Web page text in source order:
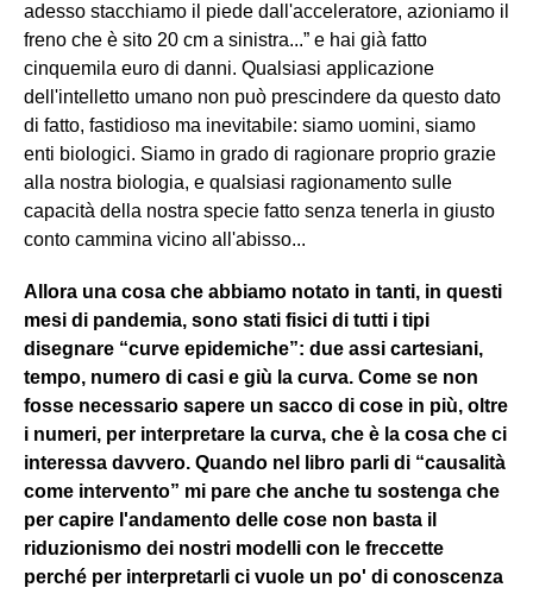
adesso stacchiamo il piede dall'acceleratore, azioniamo il
freno che è sito 20 cm a sinistra...” e hai già fatto
cinquemila euro di danni. Qualsiasi applicazione
dell'intelletto umano non può prescindere da questo dato
di fatto, fastidioso ma inevitabile: siamo uomini, siamo
enti biologici. Siamo in grado di ragionare proprio grazie
alla nostra biologia, e qualsiasi ragionamento sulle
capacità della nostra specie fatto senza tenerla in giusto
conto cammina vicino all'abisso...
Allora una cosa che abbiamo notato in tanti, in questi
mesi di pandemia, sono stati fisici di tutti i tipi
disegnare “curve epidemiche”: due assi cartesiani,
tempo, numero di casi e giù la curva. Come se non
fosse necessario sapere un sacco di cose in più, oltre
i numeri, per interpretare la curva, che è la cosa che ci
interessa davvero. Quando nel libro parli di “causalità
come intervento” mi pare che anche tu sostenga che
per capire l'andamento delle cose non basta il
riduzionismo dei nostri modelli con le freccette
perché per interpretarli ci vuole un po' di conoscenza